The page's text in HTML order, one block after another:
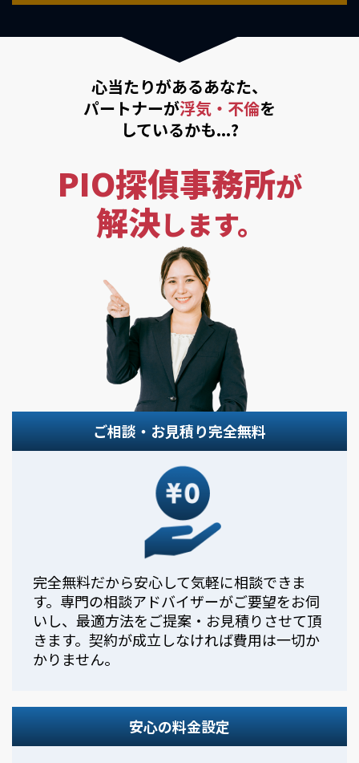
心当たりがあるあなた、
パートナーが浮気・不倫を
しているかも...?
PIO探偵事務所が
解決します。
ご相談・お見積り完全無料
完全無料だから安心して気軽に相談できま
す。専門の相談アドバイザーがご要望をお伺
いし、最適方法をご提案・お見積りさせて頂
きます。契約が成立しなければ費用は一切か
かりません。
安心の料金設定